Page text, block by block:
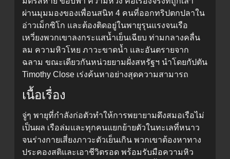
ผ่านมุมมองของเพื่อนสนิท 4 คนที่ออกทริปตกปลาใน
อ่าวเม็กซิโก และต้องติดอยู่ในพายุรุนแรงจนเรือ
เหวี่ยงพวกเขาลงกระแสน้ำเย็นเฉียบ ท่ามกลางคลื่น
ลม ความหิวโหย ภาวะขาดน้ำ และอันตรายจาก
ฉลาม ขณะเดียวกันหน่วยยามฝั่งสหรัฐฯ นำโดยกัปตัน
Timothy Close เร่งค้นหาอย่างสุดความสามารถ
เนื้อเรื่อง
จู่ๆ พายุที่กำลังก่อตัวทำให้การพยายามดึงสมอเรือไม่
เป็นผล เรือล่มและทุกคนแยกย้ายตัวในทะเลที่หนาว
จนร่างกายเสี่ยงภาวะตัวเย็นเกิน พวกเขาต้องหาทาง
ประคองสติและเอาชีวิตรอด พร้อมรับมือความหิว